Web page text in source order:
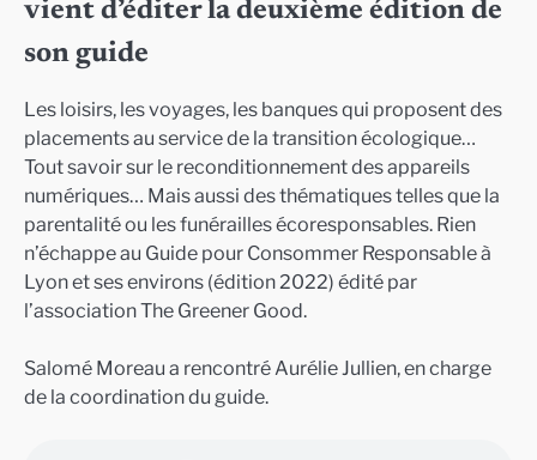
RSS FEED
LINK
vient d’éditer la deuxième édition de
son guide
Les loisirs, les voyages, les banques qui proposent des
placements au service de la transition écologique…
Tout savoir sur le reconditionnement des appareils
numériques… Mais aussi des thématiques telles que la
parentalité ou les funérailles écoresponsables. Rien
n’échappe au Guide pour Consommer Responsable à
Lyon et ses environs (édition 2022) édité par
l’association The Greener Good.
Salomé Moreau a rencontré Aurélie Jullien, en charge
de la coordination du guide.